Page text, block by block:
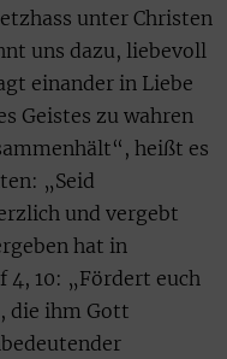
unter Christen
uns dazu, liebevoll
einander in Liebe
Geistes zu wahren
heißt es
„Seid
und vergebt
hat in
4, 10: „Fördert euch
die ihm Gott